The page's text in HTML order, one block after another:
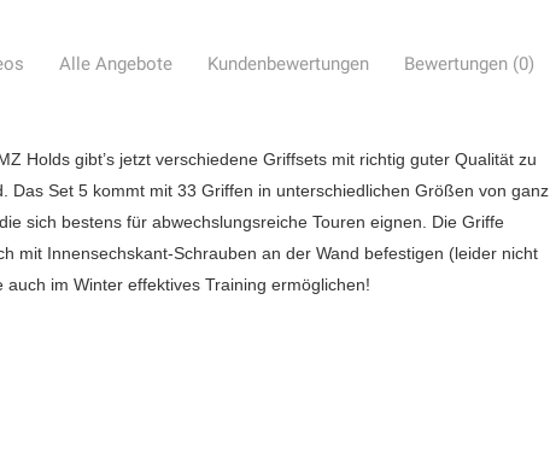
Alle Angebote Kundenbewertungen Bewertungen (0)
Holds gibt’s jetzt verschiedene Griffsets mit richtig guter Qualität zu
Das Set 5 kommt mit 33 Griffen in unterschiedlichen Größen von ganz
sich bestens für abwechslungsreiche Touren eignen. Die Griffe
mit Innensechskant-Schrauben an der Wand befestigen (leider nicht
im Winter effektives Training ermöglichen!